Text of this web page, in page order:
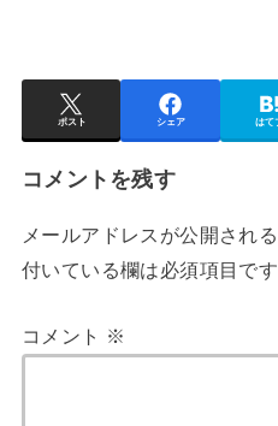
ポスト シェア はて
コメントを残す
メールアドレスが公開され
付いている欄は必須項目です
コメント ※